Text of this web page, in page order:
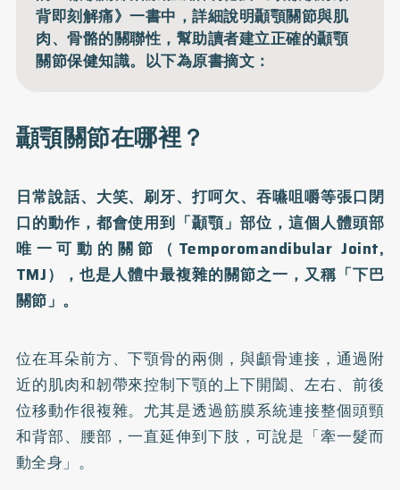
背即刻解痛》一書中，詳細說明顳顎關節與肌
肉、骨骼的關聯性，幫助讀者建立正確的顳顎
關節保健知識。以下為原書摘文：
顳顎關節在哪裡？
日常說話、大笑、刷牙、打呵欠、吞嚥咀嚼等張口閉
口的動作，都會使用到「顳顎」部位，這個人體頭部
唯一可動的關節（Temporomandibular Joint,
TMJ），也是人體中最複雜的關節之一，又稱「下巴
關節」。
位在耳朵前方、下顎骨的兩側，與顱骨連接，通過附
近的肌肉和韌帶來控制下顎的上下開闔、左右、前後
位移動作很複雜。尤其是透過筋膜系統連接整個頭頸
和背部、腰部，一直延伸到下肢，可說是「牽一髮而
動全身」。